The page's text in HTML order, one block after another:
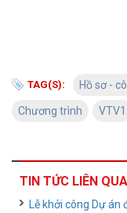
TAG(S): Hồ sơ -
Chương trình VTV1
TIN TỨC LIÊN
Lễ khởi công Dự